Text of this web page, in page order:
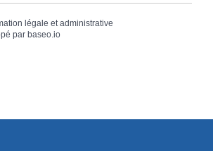
légale et administrative
par baseo.io